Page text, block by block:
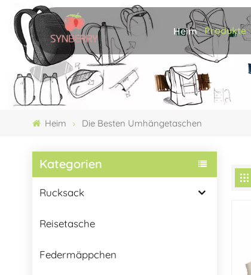
Heim Produkte
Heim Die Besten Umhängetaschen
Kategorien
Rucksack
Reisetasche
Federmäppchen